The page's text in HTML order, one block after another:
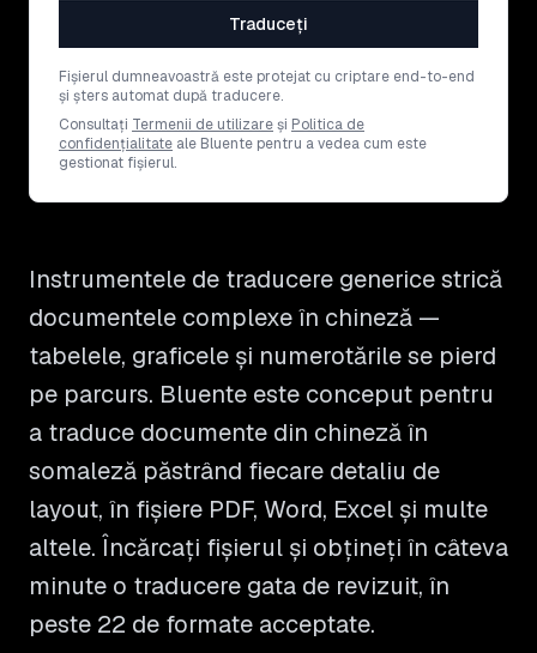
Traduceți
Fișierul dumneavoastră este protejat cu criptare end-to-end
și șters automat după traducere.
Consultați Termenii de utilizareși Politica de
confidențialitate ale Bluente pentru a vedea cum este
gestionat fișierul.
Instrumentele de traducere generice strică
documentele complexe în chineză —
tabelele, graficele și numerotările se pierd
pe parcurs. Bluente este conceput pentru
a traduce documente din chineză în
somaleză păstrând fiecare detaliu de
layout, în fișiere PDF, Word, Excel și multe
altele. Încărcați fișierul și obțineți în câteva
minute o traducere gata de revizuit, în
peste 22 de formate acceptate.